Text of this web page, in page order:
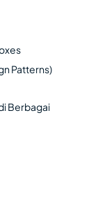
Patterns)
Berbagai